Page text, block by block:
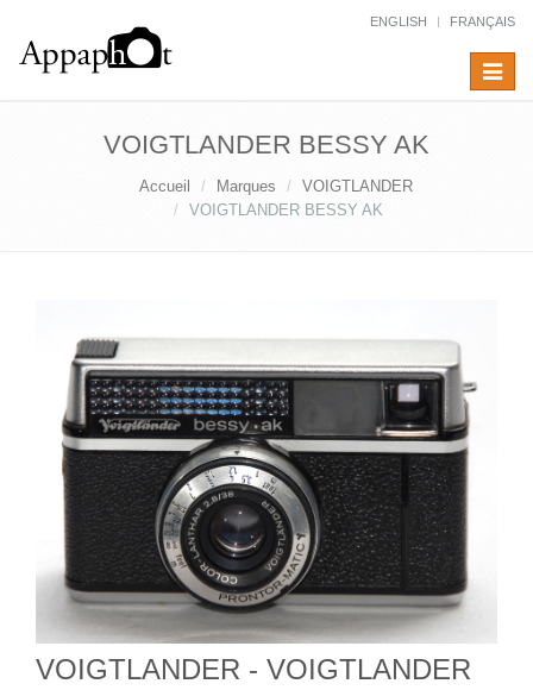
ENGLISH FRANÇAIS
Toggle
VOIGTLANDER BESSY AK
Accueil Marques
VOIGTLANDER
VOIGTLANDER BESSY AK
VOIGTLANDER - VOIGTLANDER